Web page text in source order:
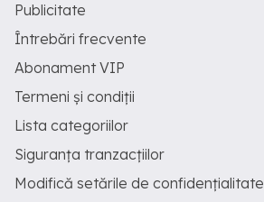
Publicitate
Întrebări frecvente
Abonament VIP
Termeni și condiții
Lista categoriilor
Siguranța tranzacțiilor
Modifică setările de confidențialitate